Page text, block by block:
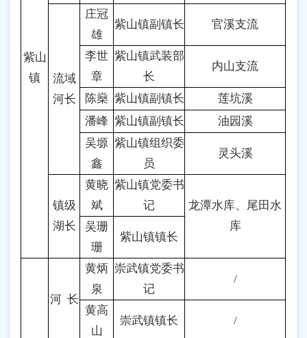
紫山
镇
流域
河长
庄冠
雄
紫山镇副镇长 官溪支流
李世
章
紫山镇武装部
长
内山支流
陈燊 紫山镇副镇长
莲坑溪
潘峰 紫山镇副镇长
油园溪
吴塬
鑫
紫山镇组织委
员
灵头溪
镇级
湖长
黄晓
斌
紫山镇党委书
记
龙潭水库、尾田水
库
吴珊
珊
紫山镇镇长
河 长
黄炳
泉
崇武镇党委书
记
/
黄高
山
崇武镇镇长 /